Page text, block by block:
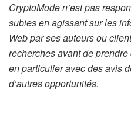
CryptoMode n’est pas
subies en agissant sur les
Web par ses auteurs ou
recherches avant de
en particulier avec des avis
d’autres opportunités.